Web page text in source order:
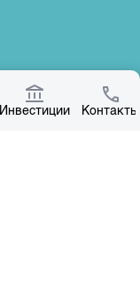
Инвестиции Контакты